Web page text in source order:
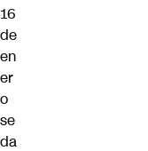
16
de
en
er
o
se
da